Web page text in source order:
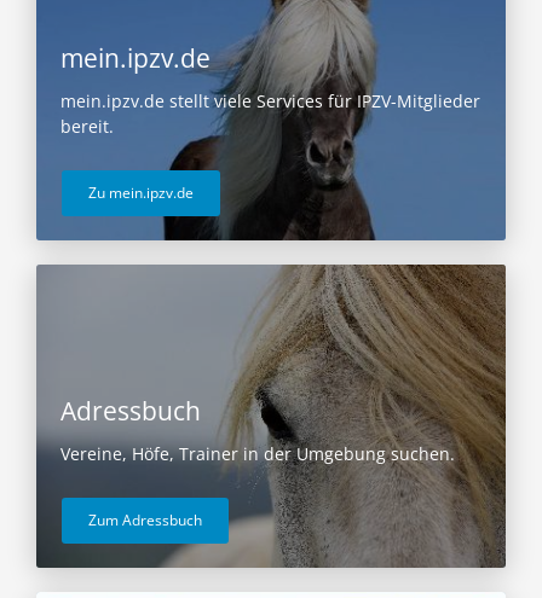
mein.ipzv.de
mein.ipzv.de stellt viele Services für IPZV-Mitglieder
bereit.
Zu mein.ipzv.de
Adressbuch
Vereine, Höfe, Trainer in der Umgebung suchen.
Zum Adressbuch